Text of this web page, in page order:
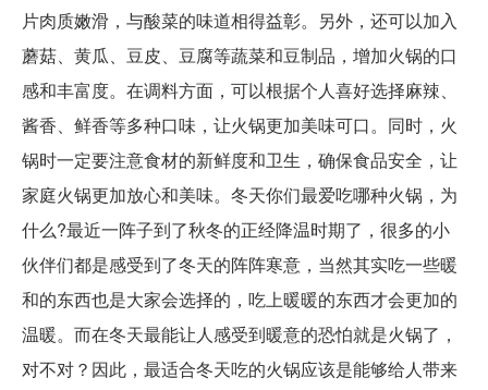
片肉质嫩滑，与酸菜的味道相得益彰。另外，还可以加入
蘑菇、黄瓜、豆皮、豆腐等蔬菜和豆制品，增加火锅的口
感和丰富度。在调料方面，可以根据个人喜好选择麻辣、
酱香、鲜香等多种口味，让火锅更加美味可口。同时，火
锅时一定要注意食材的新鲜度和卫生，确保食品安全，让
家庭火锅更加放心和美味。冬天你们最爱吃哪种火锅，为
什么?最近一阵子到了秋冬的正经降温时期了，很多的小
伙伴们都是感受到了冬天的阵阵寒意，当然其实吃一些暖
和的东西也是大家会选择的，吃上暖暖的东西才会更加的
温暖。而在冬天最能让人感受到暖意的恐怕就是火锅了，
对不对？因此，最适合冬天吃的火锅应该是能够给人带来